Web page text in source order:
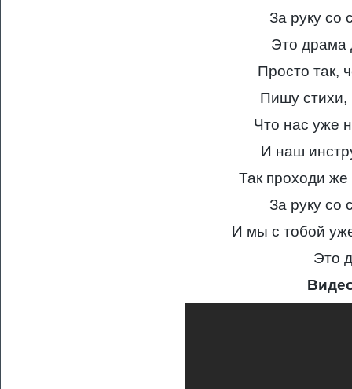
За руку
Это драма
Просто так,
Пишу стихи,
Что нас уже
И наш
Так проходи
За руку
И мы с тобой
Это